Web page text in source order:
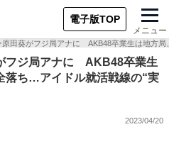
電子版TOP
メニュー
原田葵がフジ局アナに AKB48卒業生は地方
フジ局アナに AKB48卒業生
落ち…アイドル就活戦線の“実
2023/04/20